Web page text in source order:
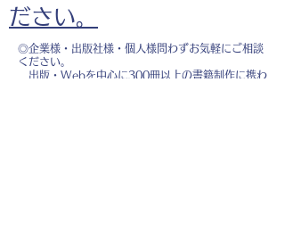
ださい。
◎企業様・出版社様・個人様問わずお気軽にご相談
ください。
出版・Webを中心に300冊以上の書籍制作に携わ